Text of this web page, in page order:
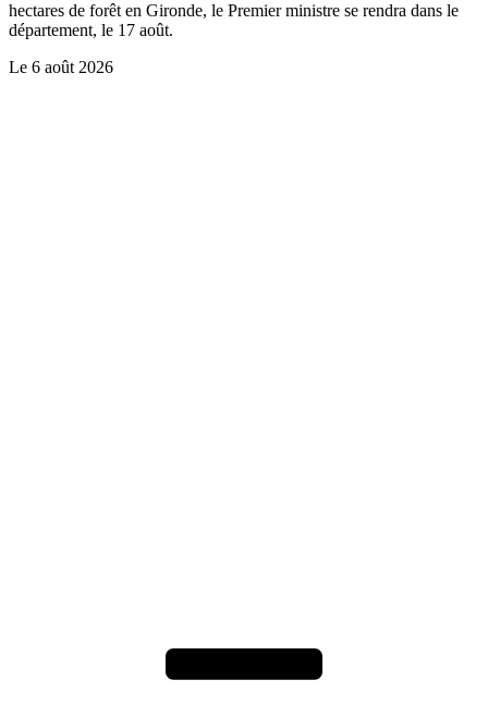
hectares de forêt en Gironde, le Premier ministre se rendra dans le
département, le 17 août.
Le 6 août 2026